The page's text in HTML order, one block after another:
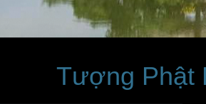
Tượng Phật